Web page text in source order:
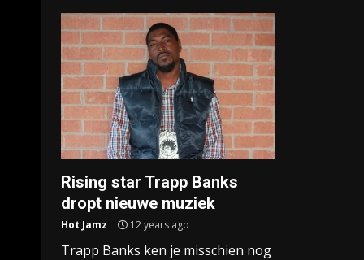
Rising star Trapp Banks
dropt nieuwe muziek
Hot Jamz 12 years ago
Trapp Banks ken je misschien nog